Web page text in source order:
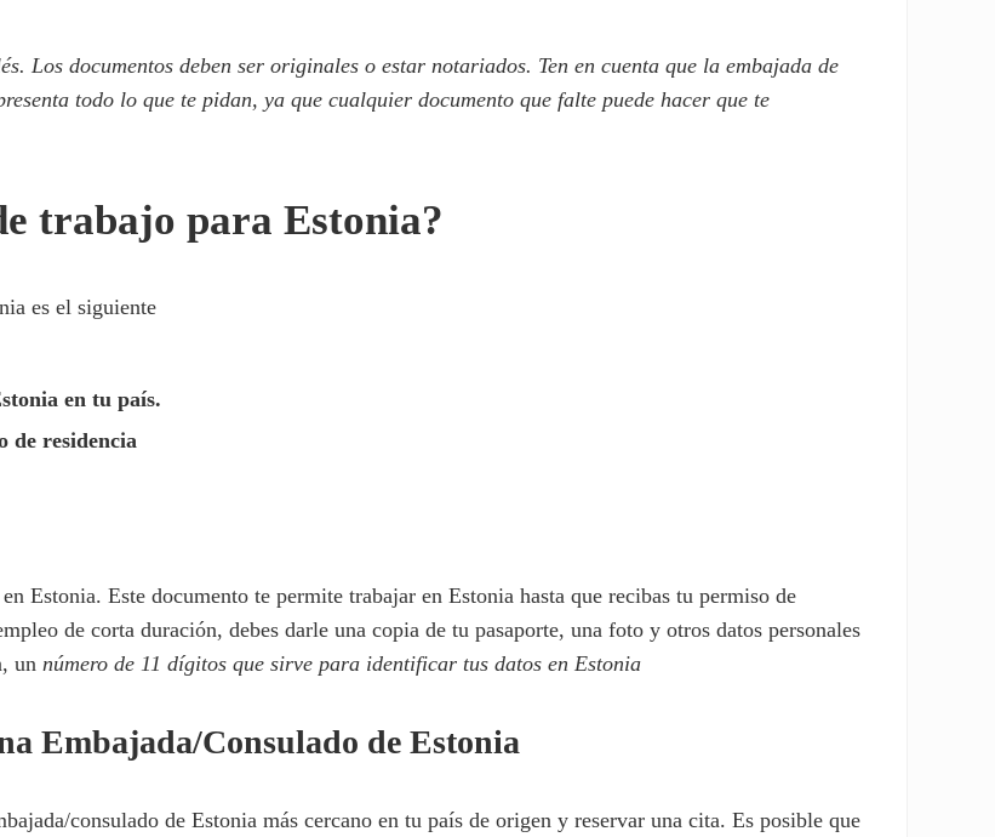
Los documentos deben ser originales o estar notariados. Ten en cuenta que la embajada de
todo lo que te pidan, ya que cualquier documento que falte puede hacer que te
trabajo para Estonia?
es el siguiente
en tu país.
de residencia
Estonia. Este documento te permite trabajar en Estonia hasta que recibas tu permiso de
de corta duración, debes darle una copia de tu pasaporte, una foto y otros datos personales
unnúmero de 11 dígitos que sirve para identificar tus datos en Estonia
Embajada/Consulado de Estonia
consulado de Estonia más cercano en tu país de origen y reservar una cita. Es posible que